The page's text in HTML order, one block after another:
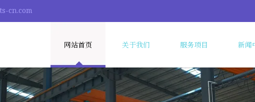
cn.com
网站首页 关于我们 服务项目 新闻